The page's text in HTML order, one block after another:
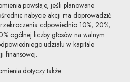
powstaje, jeśli planowane
nabycie akcji ma doprowadzić
odpowiednio 10%, 20%,
ogólnej liczby głosów na walnym
udziału w kapitale
finansowej.
dotyczy także: